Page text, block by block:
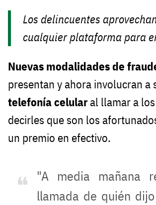
Los delincuentes
cualquier plataforma para
Nuevas modalidades de
presentan y ahora involucran a
telefonía celular al llamar a
decirles que son los
un premio en efectivo.
"A media mañana
llamada de quién